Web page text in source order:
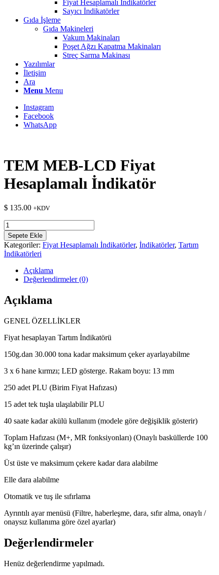
Fiyat Hesaplamalı İndikatörler
Sayıcı İndikatörler
Gıda İşleme
Gıda Makineleri
Vakum Makinaları
Poşet Ağzı Kapatma Makinaları
Streç Sarma Makinası
Yazılımlar
İletişim
Ara
Menu Menu
Instagram
Facebook
WhatsApp
TEM MEB-LCD Fiyat
Hesaplamalı İndikatör
$ 135.00 +KDV
TEM
MEB-
LCD
Fiyat
Hesaplamalı
İndikatör
adet
Sepete Ekle
Kategoriler: Fiyat Hesaplamalı İndikatörler, İndikatörler, Tartım
İndikatörleri
Açıklama
Değerlendirmeler (0)
Açıklama
GENEL ÖZELLİKLER
Fiyat hesaplayan Tartım İndikatörü
150g.dan 30.000 tona kadar maksimum çeker ayarlayabilme
3 x 6 hane kırmzı; LED gösterge. Rakam boyu: 13 mm
250 adet PLU (Birim Fiyat Hafızası)
15 adet tek tuşla ulaşılabilir PLU
40 saate kadar akülü kullanım (modele göre değişiklik gösterir)
Toplam Hafızası (M+, MR fonksiyonları) (Onaylı basküllerde 100
kg’ın üzerinde çalışır)
Üst üste ve maksimum çekere kadar dara alabilme
Elle dara alabilme
Otomatik ve tuş ile sıfırlama
Ayrıntılı ayar menüsü (Filtre, haberleşme, dara, sıfır alma, onaylı /
onaysız kullanıma göre özel ayarlar)
Değerlendirmeler
Henüz değerlendirme yapılmadı.